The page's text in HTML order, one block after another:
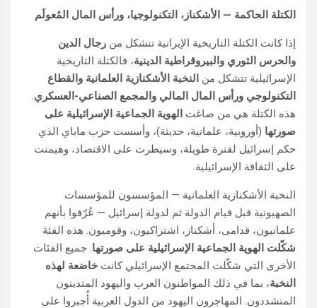
الكتلة الحاكمة — الأشكناز، التكنولوجيا، ورأس المال المُعولَم
إذا كانت الكتلة التاريخية الإيرانية تتشكل من رجال الدين
والحرس الثوري والبيروقراطية الدينية، فالكتلة التاريخية
الإسرائيلية تتشكل من النخبة الأشكنازية العلمانية والقطاع
التكنولوجي ورأس المال المالي والمجمع الصناعي-العسكري.
هذه الكتلة هي من صاغت الهوية الجماعية الإسرائيلية على
صورتها (أوروبية، علمانية، حديثة)، وأسست حزب ماباي الذي
حكم إسرائيل لفترة طويلة، وسيطرت على الاقتصاد، وهيمنت
على الثقافة الإسرائيلية.
النخبة الأشكنازية العلمانية — المؤسسون للمؤسسات
الصهيونية قبل قيام الدولة ثم لدولة إسرائيل — عُرّفوا بأنهم
علمانيون، قدامى، أشكناز، اشتراكيون، وقوميون. هذه الفئة
شكّلت الهوية الجماعية الإسرائيلية على صورتها. جميع الفئات
الأخرى التي شكّلت المجتمع الإسرائيلي كانت خاضعة لهذه
النخبة، بما في ذلك المواطنون العرب واليهود المتدينون
المتشددون. المهاجرون اليهود من الدول العربية أُجبروا على